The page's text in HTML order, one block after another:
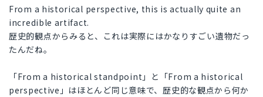
From a historical perspective, this is actually quite an
incredible artifact.
歴史的観点からみると、これは実際にはかなりすごい遺物だっ
たんだね。
「From a historical standpoint」と「From a historical
perspective」はほとんど同じ意味で、歴史的な観点から何か